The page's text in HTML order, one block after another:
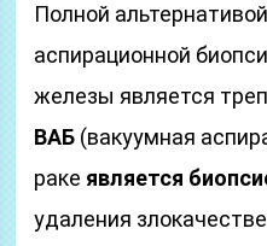
Полной
аспирационной
железы является
ВАБ (вакуумная
раке является
удаления